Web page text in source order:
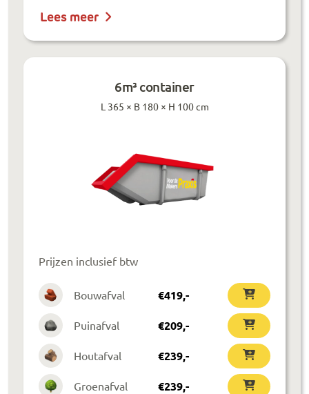
Lees meer
6m³ container
L 365 × B 180 × H 100 cm
Prijzen inclusief btw
Bouwafval €419,-
Puinafval €209,-
Houtafval €239,-
Groenafval €239,-